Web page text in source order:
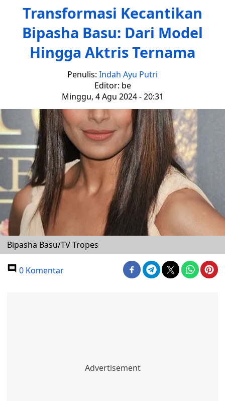
Transformasi Kecantikan
Bipasha Basu: Dari Model
Hingga Aktris Ternama
Penulis: Indah Ayu Putri
Editor: be
Minggu, 4 Agu 2024 - 20:31
Bipasha Basu/TV Tropes
0 Komentar